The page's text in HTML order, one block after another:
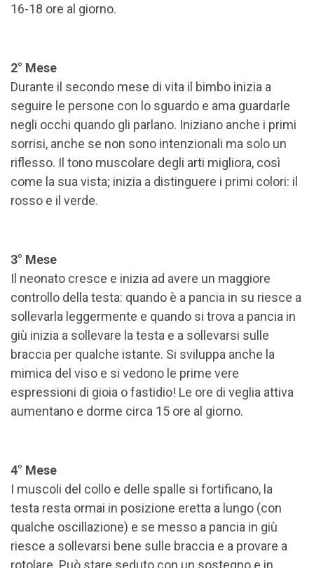
16-18 ore al giorno.
2° Mese
Durante il secondo mese di vita il bimbo inizia a
seguire le persone con lo sguardo e ama guardarle
negli occhi quando gli parlano. Iniziano anche i primi
sorrisi, anche se non sono intenzionali ma solo un
riflesso. Il tono muscolare degli arti migliora, così
come la sua vista; inizia a distinguere i primi colori: il
rosso e il verde.
3° Mese
Il neonato cresce e inizia ad avere un maggiore
controllo della testa: quando è a pancia in su riesce a
sollevarla leggermente e quando si trova a pancia in
giù inizia a sollevare la testa e a sollevarsi sulle
braccia per qualche istante. Si sviluppa anche la
mimica del viso e si vedono le prime vere
espressioni di gioia o fastidio! Le ore di veglia attiva
aumentano e dorme circa 15 ore al giorno.
4° Mese
I muscoli del collo e delle spalle si fortificano, la
testa resta ormai in posizione eretta a lungo (con
qualche oscillazione) e se messo a pancia in giù
riesce a sollevarsi bene sulle braccia e a provare a
rotolare. Può stare seduto con un sostegno e in